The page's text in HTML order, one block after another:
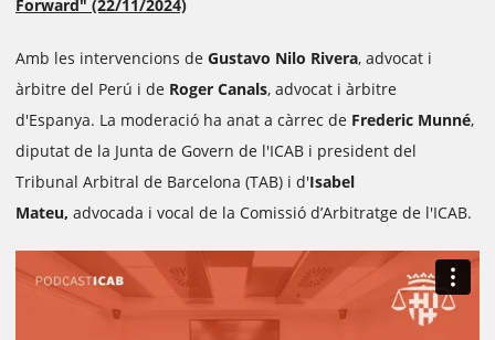
Forward" (22/11/2024)
Amb les intervencions de Gustavo Nilo Rivera, advocat i
àrbitre del Perú i de Roger Canals, advocat i àrbitre
d'Espanya. La moderació ha anat a càrrec de Frederic Munné,
diputat de la Junta de Govern de l'ICAB i president del
Tribunal Arbitral de Barcelona (TAB) i d'Isabel
Mateu, advocada i vocal de la Comissió d’Arbitratge de l'ICAB.